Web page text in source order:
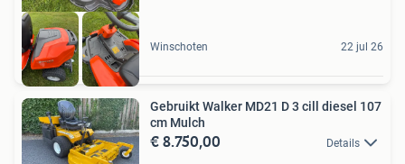
Winschoten 22 jul 26
Gebruikt Walker MD21 D 3 cill diesel 107
cm Mulch
€ 8.750,00 Details